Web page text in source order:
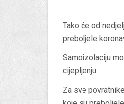
Tako će od
preboljele
Samoizolaciju
cijepljenju.
Za sve